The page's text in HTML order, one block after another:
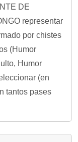
DE
representar
por chistes
(Humor
Humor
(en
tantos pases